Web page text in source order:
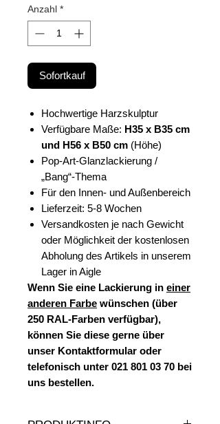
Anzahl *
Sofortkauf
Hochwertige Harzskulptur
Verfügbare Maße: H35 x B35 cm
und H56 x B50 cm (Höhe)
Pop-Art-Glanzlackierung /
„Bang“-Thema
Für den Innen- und Außenbereich
Lieferzeit: 5-8 Wochen
Versandkosten je nach Gewicht
oder Möglichkeit der kostenlosen
Abholung des Artikels in unserem
Lager in Aigle
Wenn Sie eine Lackierung in einer
anderen Farbe wünschen (über
250 RAL-Farben verfügbar),
können Sie diese gerne über
unser Kontaktformular oder
telefonisch unter 021 801 03 70 bei
uns bestellen.